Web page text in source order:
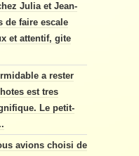
Julia et Jean-
de faire escale
et attentif, gite
a rester
est tres
Le petit-
avions choisi de